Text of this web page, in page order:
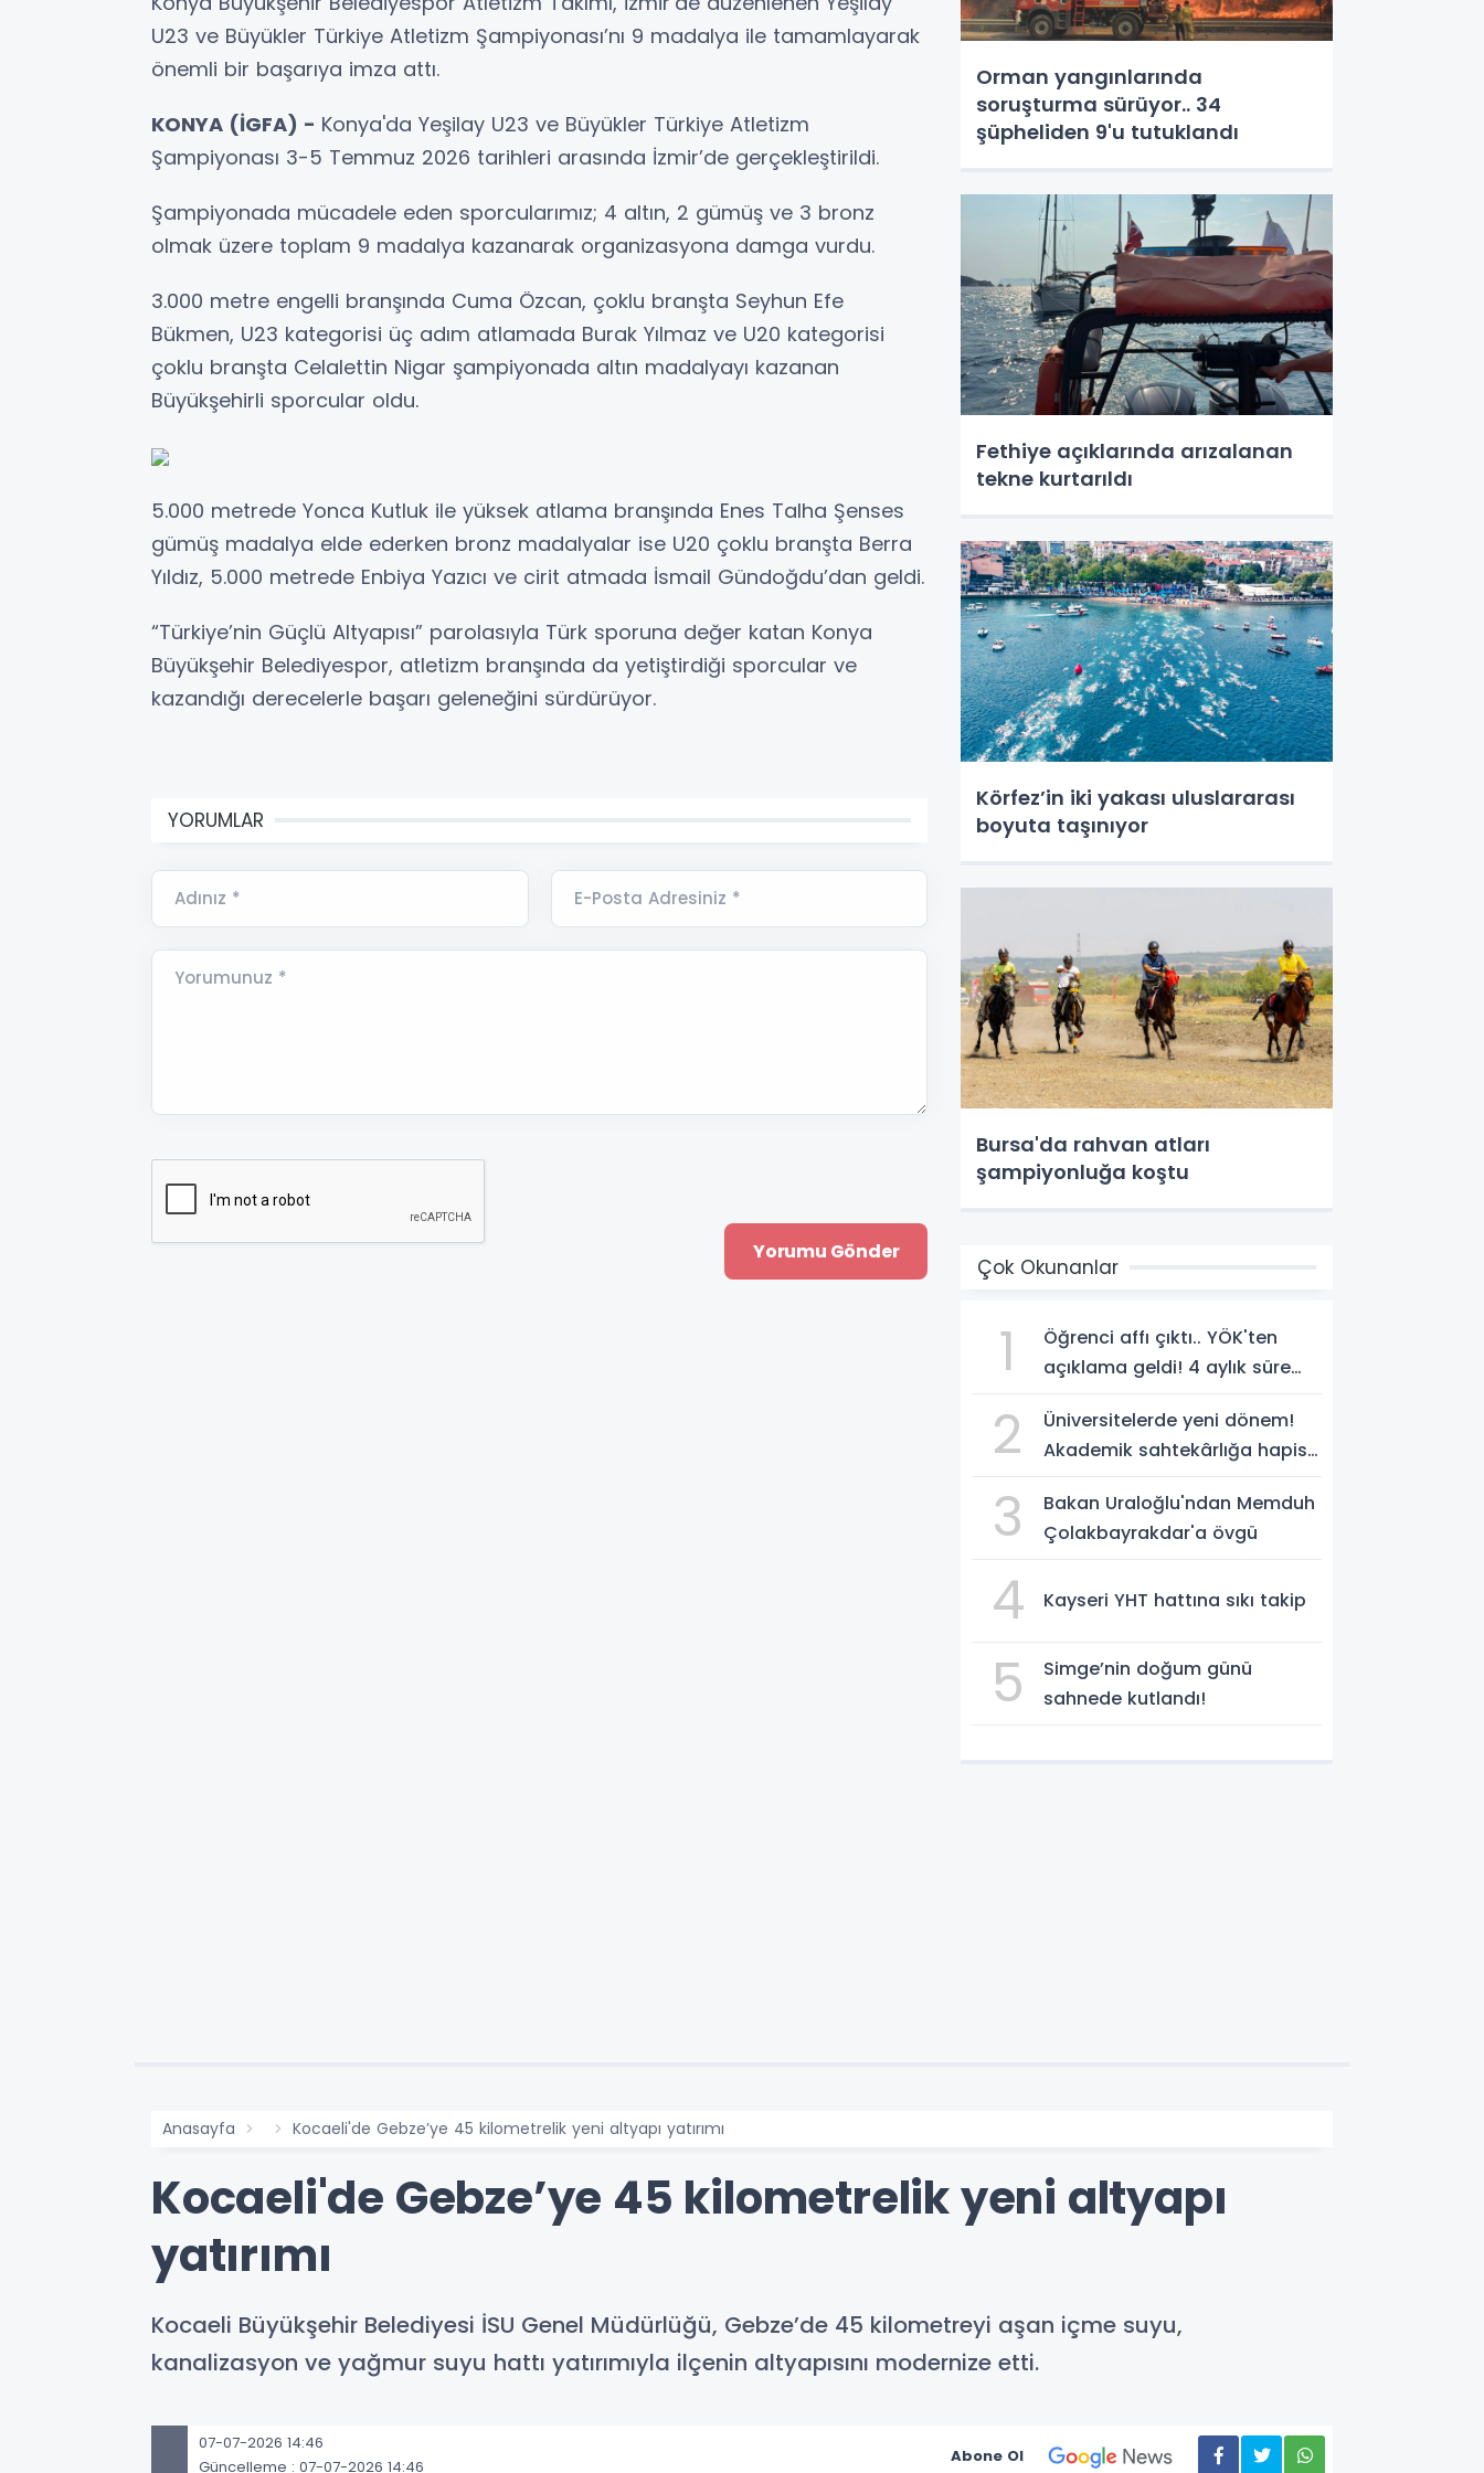
U23 ve Büyükler Türkiye Atletizm Şampiyonası’nı 9 madalya ile tamamlayarak
önemli bir başarıya imza attı.
KONYA (İGFA) - Konya'da Yeşilay U23 ve Büyükler Türkiye Atletizm
Şampiyonası 3-5 Temmuz 2026 tarihleri arasında İzmir’de gerçekleştirildi.
Şampiyonada mücadele eden sporcularımız; 4 altın, 2 gümüş ve 3 bronz
olmak üzere toplam 9 madalya kazanarak organizasyona damga vurdu.
3.000 metre engelli branşında Cuma Özcan, çoklu branşta Seyhun Efe
Bükmen, U23 kategorisi üç adım atlamada Burak Yılmaz ve U20 kategorisi
çoklu branşta Celalettin Nigar şampiyonada altın madalyayı kazanan
Büyükşehirli sporcular oldu.
5.000 metrede Yonca Kutluk ile yüksek atlama branşında Enes Talha Şenses
gümüş madalya elde ederken bronz madalyalar ise U20 çoklu branşta Berra
Yıldız, 5.000 metrede Enbiya Yazıcı ve cirit atmada İsmail Gündoğdu’dan geldi.
“Türkiye’nin Güçlü Altyapısı” parolasıyla Türk sporuna değer katan Konya
Büyükşehir Belediyespor, atletizm branşında da yetiştirdiği sporcular ve
kazandığı derecelerle başarı geleneğini sürdürüyor.
YORUMLAR
Adınız * E-Posta Adresiniz *
Yorumunuz *
Orman yangınlarında
soruşturma sürüyor.. 34
şüpheliden 9'u tutuklandı
Fethiye açıklarında arızalanan
tekne kurtarıldı
Körfez’in iki yakası uluslararası
boyuta taşınıyor
Bursa'da rahvan atları
şampiyonluğa koştu
Çok Okunanlar
1
Öğrenci affı çıktı.. YÖK'ten
açıklama geldi! 4 aylık süre
2
Üniversitelerde yeni dönem!
Akademik sahtekârlığa hapis,
3
Bakan Uraloğlu'ndan Memduh
Çolakbayrakdar'a övgü
4 Kayseri YHT hattına sıkı takip
5
Simge’nin doğum günü
sahnede kutlandı!
Anasayfa Kocaeli'de Gebze’ye 45 kilometrelik yeni altyapı yatırımı
Kocaeli'de Gebze’ye 45 kilometrelik yeni altyapı
yatırımı
Kocaeli Büyükşehir Belediyesi İSU Genel Müdürlüğü, Gebze’de 45 kilometreyi aşan içme suyu,
kanalizasyon ve yağmur suyu hattı yatırımıyla ilçenin altyapısını modernize etti.
07-07-2026 14:46
Güncelleme : 07-07-2026 14:46
Abone Ol